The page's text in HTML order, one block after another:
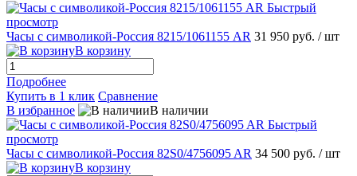
Быстрый
просмотр
Часы с символикой-Россия 8215/1061155 AR 31 950 руб. / шт
В корзину
Подробнее
Купить в 1 клик Сравнение
В избранное
В наличии
Быстрый
просмотр
Часы с символикой-Россия 82S0/4756095 AR 34 500 руб. / шт
В корзину